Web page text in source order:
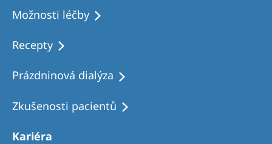
Možnosti léčby
Recepty
Prázdninová dialýza
Zkušenosti pacientů
Kariéra